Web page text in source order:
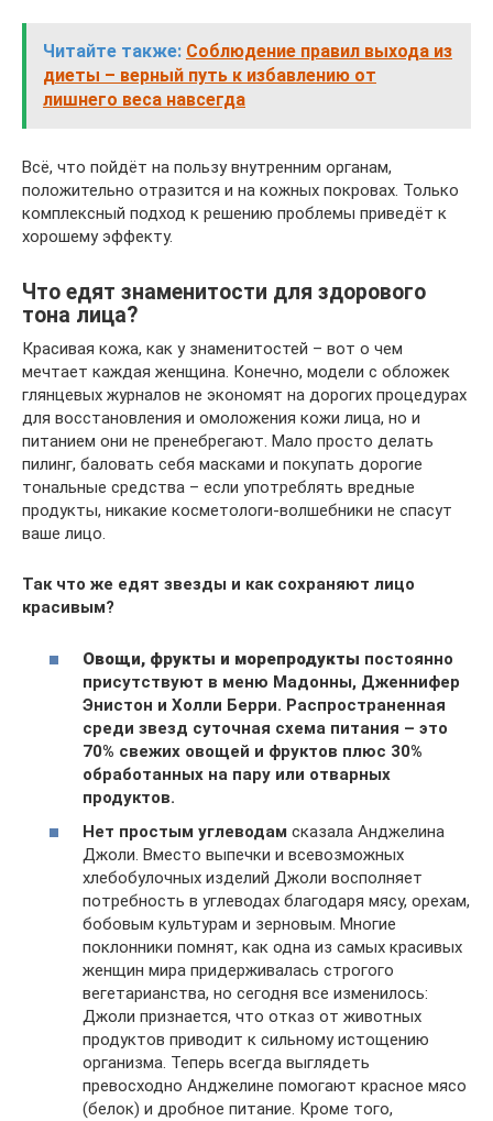
Читайте также: Соблюдение правил выхода из
диеты – верный путь к избавлению от
лишнего веса навсегда
Всё, что пойдёт на пользу внутренним органам,
положительно отразится и на кожных покровах. Только
комплексный подход к решению проблемы приведёт к
хорошему эффекту.
Что едят знаменитости для здорового
тона лица?
Красивая кожа, как у знаменитостей – вот о чем
мечтает каждая женщина. Конечно, модели с обложек
глянцевых журналов не экономят на дорогих процедурах
для восстановления и омоложения кожи лица, но и
питанием они не пренебрегают. Мало просто делать
пилинг, баловать себя масками и покупать дорогие
тональные средства – если употреблять вредные
продукты, никакие косметологи-волшебники не спасут
ваше лицо.
Так что же едят звезды и как сохраняют лицо
красивым?
Овощи, фрукты и морепродукты постоянно
присутствуют в меню Мадонны, Дженнифер
Энистон и Холли Берри. Распространенная
среди звезд суточная схема питания – это
70% свежих овощей и фруктов плюс 30%
обработанных на пару или отварных
продуктов.
Нет простым углеводам сказала Анджелина
Джоли. Вместо выпечки и всевозможных
хлебобулочных изделий Джоли восполняет
потребность в углеводах благодаря мясу, орехам,
бобовым культурам и зерновым. Многие
поклонники помнят, как одна из самых красивых
женщин мира придерживалась строгого
вегетарианства, но сегодня все изменилось:
Джоли признается, что отказ от животных
продуктов приводит к сильному истощению
организма. Теперь всегда выглядеть
превосходно Анджелине помогают красное мясо
(белок) и дробное питание. Кроме того,